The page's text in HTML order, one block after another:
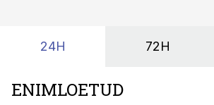
24H 72H
ENIMLOETUD